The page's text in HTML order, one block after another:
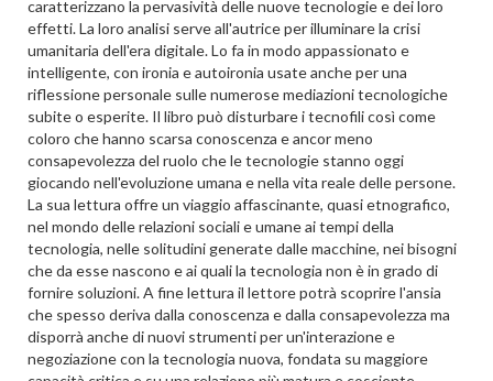
caratterizzano la pervasività delle nuove tecnologie e dei loro
effetti. La loro analisi serve all'autrice per illuminare la crisi
umanitaria dell'era digitale. Lo fa in modo appassionato e
intelligente, con ironia e autoironia usate anche per una
riflessione personale sulle numerose mediazioni tecnologiche
subite o esperite. Il libro può disturbare i tecnofili così come
coloro che hanno scarsa conoscenza e ancor meno
consapevolezza del ruolo che le tecnologie stanno oggi
giocando nell'evoluzione umana e nella vita reale delle persone.
La sua lettura offre un viaggio affascinante, quasi etnografico,
nel mondo delle relazioni sociali e umane ai tempi della
tecnologia, nelle solitudini generate dalle macchine, nei bisogni
che da esse nascono e ai quali la tecnologia non è in grado di
fornire soluzioni. A fine lettura il lettore potrà scoprire l'ansia
che spesso deriva dalla conoscenza e dalla consapevolezza ma
disporrà anche di nuovi strumenti per un'interazione e
negoziazione con la tecnologia nuova, fondata su maggiore